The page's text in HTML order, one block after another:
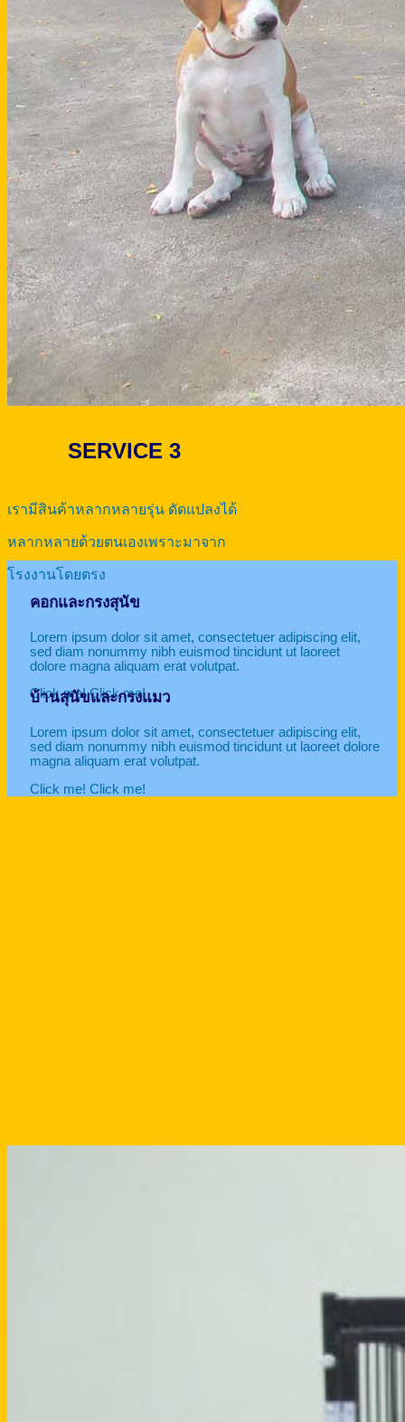
SERVICE 3
เรามีสินค้าหลากหลายรุ่น ดัดแปลงได้
หลากหลายด้วยตนเองเพราะมาจาก
โรงงานโดยตรง
คอกและกรงสุนัข
Lorem ipsum dolor sit amet, consectetuer adipiscing elit,
sed diam nonummy nibh euismod tincidunt ut laoreet
dolore magna aliquam erat volutpat.
Click me! Click me!
บ้านสุนัขและกรงแมว
Lorem ipsum dolor sit amet, consectetuer adipiscing elit,
sed diam nonummy nibh euismod tincidunt ut laoreet dolore
magna aliquam erat volutpat.
Click me! Click me!